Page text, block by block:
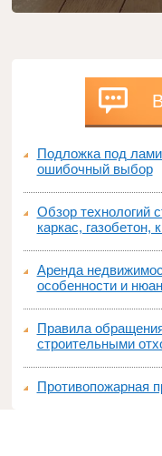
Подложка под
ошибочный выбор
Обзор технологий
каркас, газобетон,
Аренда
особенности и
Правила
строительными
Противопожарная